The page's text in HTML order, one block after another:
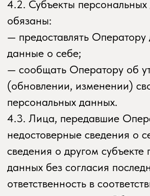
акта другого органа или должностного
лица, подлежащих исполнению
Российской Федерации
об исполнительном производстве.
7.4. Обработка персональных данных
необходима для исполнения договора,
стороной которого либо
выгодоприобретателем или поручителем
по которому является субъект
персональных данных, а также
для заключения договора по инициативе
субъекта персональных данных или
договора, по которому субъект
персональных данных будет являться
выгодоприобретателем или поручителем.